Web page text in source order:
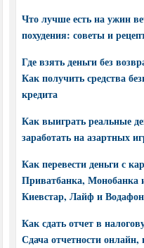
Что лучше есть на ужин
похудения: советы и
Где взять деньги без
Как получить средства
кредита
Как выиграть реальные
заработать на азартных
Как перевести деньги с
Приватбанка, Монобанка
Киевстар, Лайф и
Как сдать отчет в
Сдача отчетности